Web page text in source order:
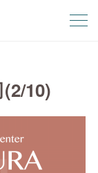
10)